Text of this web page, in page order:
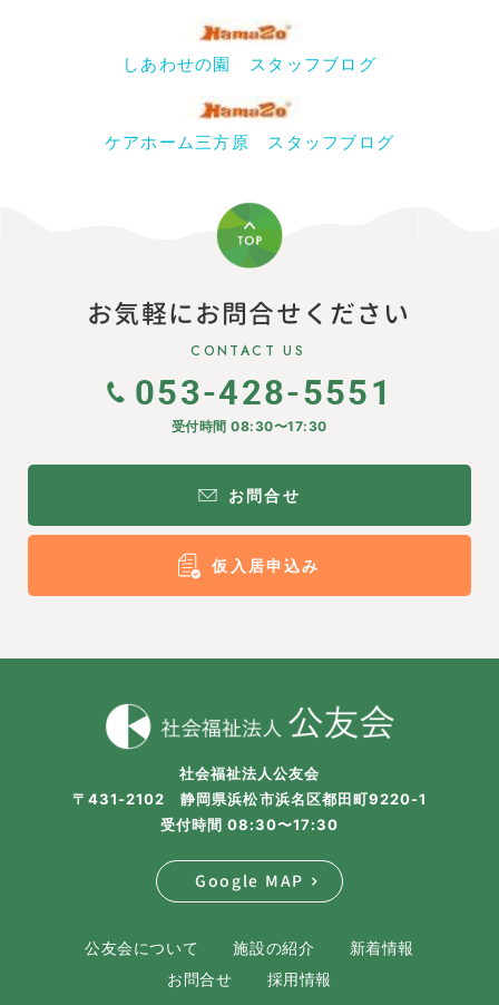
しあわせの園 スタッフブログ
ケアホーム三方原 スタッフブログ
お気軽にお問合せください
CONTACT US
053-428-5551
受付時間 08:30〜17:30
お問合せ
仮入居申込み
社会福祉法人公友会
〒431-2102 静岡県浜松市浜名区都田町9220-1
受付時間 08:30〜17:30
Google MAP
公友会について 施設の紹介
新着情報
お問合せ
採用情報